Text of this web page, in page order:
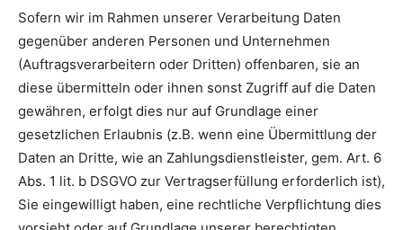
Sofern wir im Rahmen unserer Verarbeitung Daten
gegenüber anderen Personen und Unternehmen
(Auftragsverarbeitern oder Dritten) offenbaren, sie an
diese übermitteln oder ihnen sonst Zugriff auf die Daten
gewähren, erfolgt dies nur auf Grundlage einer
gesetzlichen Erlaubnis (z.B. wenn eine Übermittlung der
Daten an Dritte, wie an Zahlungsdienstleister, gem. Art. 6
Abs. 1 lit. b DSGVO zur Vertragserfüllung erforderlich ist),
Sie eingewilligt haben, eine rechtliche Verpflichtung dies